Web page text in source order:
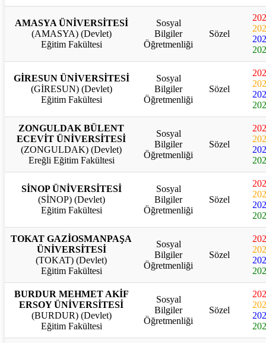
AMASYA ÜNİVERSİTESİ
(AMASYA) (Devlet)
Eğitim Fakültesi
Sosyal
Bilgiler
Öğretmenliği
Sözel
GİRESUN ÜNİVERSİTESİ
(GİRESUN) (Devlet)
Eğitim Fakültesi
Sosyal
Bilgiler
Öğretmenliği
Sözel
ZONGULDAK BÜLENT
ECEVİT ÜNİVERSİTESİ
(ZONGULDAK) (Devlet)
Ereğli Eğitim Fakültesi
Sosyal
Bilgiler
Öğretmenliği
Sözel
SİNOP ÜNİVERSİTESİ
(SİNOP) (Devlet)
Eğitim Fakültesi
Sosyal
Bilgiler
Öğretmenliği
Sözel
TOKAT GAZİOSMANPAŞA
ÜNİVERSİTESİ
(TOKAT) (Devlet)
Eğitim Fakültesi
Sosyal
Bilgiler
Öğretmenliği
Sözel
BURDUR MEHMET AKİF
ERSOY ÜNİVERSİTESİ
(BURDUR) (Devlet)
Eğitim Fakültesi
Sosyal
Bilgiler
Öğretmenliği
Sözel